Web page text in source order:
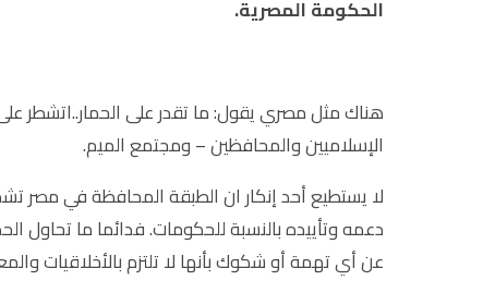
الحكومة المصرية.
هناك مثل مصري يقول: ما تقدر على الحمار..اتشطر
الإسلاميين والمحافظين – ومجتمع الميم.
لا يستطيع أحد إنكار ان الطبقة المحافظة في مصر
دعمه وتأييده بالنسبة للحكومات. فدائما ما تحاول
عن أي تهمة أو شكوك بأنها لا تلتزم بالأخلاقيات